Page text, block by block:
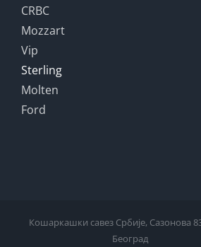
CRBC
Mozzart
Vip
Sterling
Molten
Ford
Кошаркашки савез Србије, Сазонова
Београд